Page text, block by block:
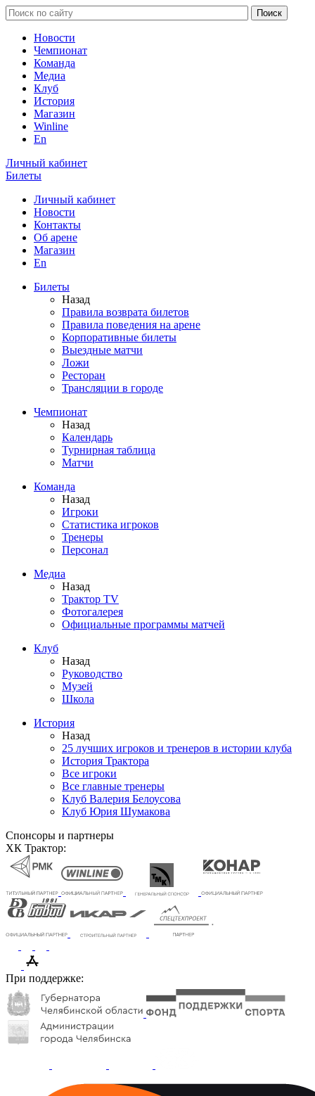
Новости
Чемпионат
Команда
Медиа
Клуб
История
Магазин
Winline
En
Личный кабинет
Билеты
Личный кабинет
Новости
Контакты
Об арене
Магазин
En
Билеты
Назад
Правила возврата билетов
Правила поведения на арене
Корпоративные билеты
Выездные матчи
Ложи
Ресторан
Трансляции в городе
Чемпионат
Назад
Календарь
Турнирная таблица
Матчи
Команда
Назад
Игроки
Статистика игроков
Тренеры
Персонал
Медиа
Назад
Трактор TV
Фотогалерея
Официальные программы матчей
Клуб
Назад
Руководство
Музей
Школа
История
Назад
25 лучших игроков и тренеров в истории клуба
История Трактора
Все игроки
Все главные тренеры
Клуб Валерия Белоусова
Клуб Юрия Шумакова
Спонсоры и партнеры
ХК Трактор:
При поддержке: